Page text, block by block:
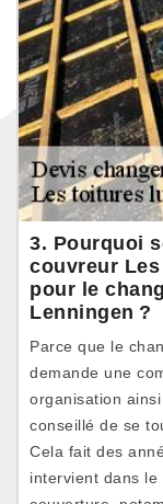
3. Pourquoi
couvreur
pour le
Lenningen ?
Parce que le
demande une
organisation
conseillé de se
Cela fait des
intervient dans